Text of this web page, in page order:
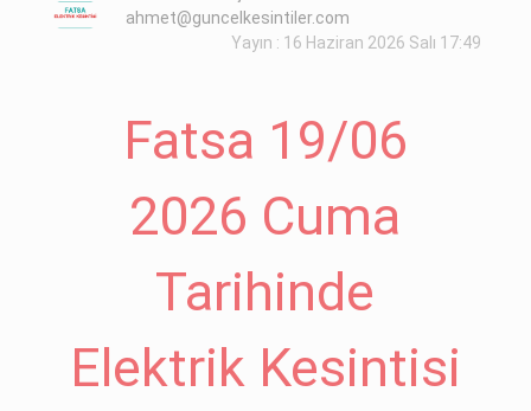
ahmet@guncelkesintiler.com
Yayın : 16 Haziran 2026 Salı 17:49
Fatsa 19/06
2026 Cuma
Tarihinde
Elektrik Kesintisi